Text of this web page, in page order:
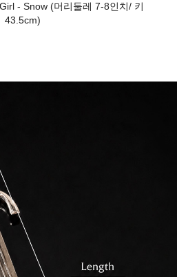
- Snow (머리둘레 7-8인치/ 키
43.5cm)